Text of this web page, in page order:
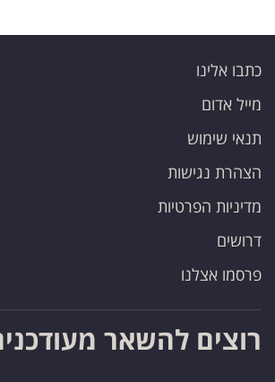
כתבו אלינו
מייל אדום
תנאי שימוש
הצהרת נגישות
מדיניות הפרטיות
דרושים
פרסמו אצלנו
רוצים להשאר